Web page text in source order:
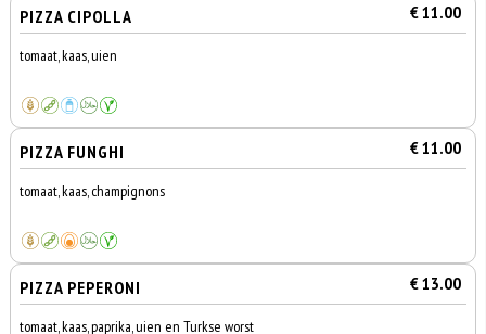
PIZZA CIPOLLA € 11.00
tomaat, kaas, uien
PIZZA FUNGHI € 11.00
tomaat, kaas, champignons
PIZZA PEPERONI € 13.00
tomaat, kaas, paprika, uien en Turkse worst